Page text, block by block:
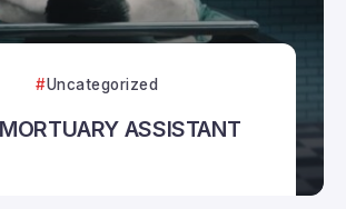
Uncategorized
ASSISTANT